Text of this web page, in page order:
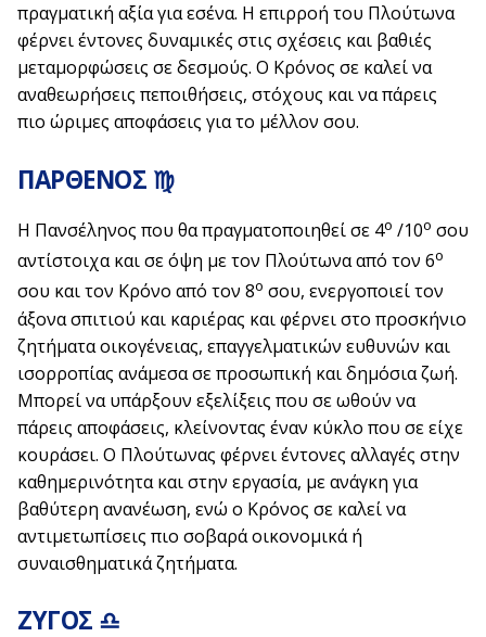
πραγματική αξία για εσένα. Η επιρροή του Πλούτωνα
φέρνει έντονες δυναμικές στις σχέσεις και βαθιές
μεταμορφώσεις σε δεσμούς. Ο Κρόνος σε καλεί να
αναθεωρήσεις πεποιθήσεις, στόχους και να πάρεις
πιο ώριμες αποφάσεις για το μέλλον σου.
ΠΑΡΘΕΝΟΣ ♍
Η Πανσέληνος που θα πραγματοποιηθεί σε 4ο /10ο σου
αντίστοιχα και σε όψη με τον Πλούτωνα από τον 6ο
σου και τον Κρόνο από τον 8ο σου, ενεργοποιεί τον
άξονα σπιτιού και καριέρας και φέρνει στο προσκήνιο
ζητήματα οικογένειας, επαγγελματικών ευθυνών και
ισορροπίας ανάμεσα σε προσωπική και δημόσια ζωή.
Μπορεί να υπάρξουν εξελίξεις που σε ωθούν να
πάρεις αποφάσεις, κλείνοντας έναν κύκλο που σε είχε
κουράσει. Ο Πλούτωνας φέρνει έντονες αλλαγές στην
καθημερινότητα και στην εργασία, με ανάγκη για
βαθύτερη ανανέωση, ενώ ο Κρόνος σε καλεί να
αντιμετωπίσεις πιο σοβαρά οικονομικά ή
συναισθηματικά ζητήματα.
ΖΥΓΟΣ ♎